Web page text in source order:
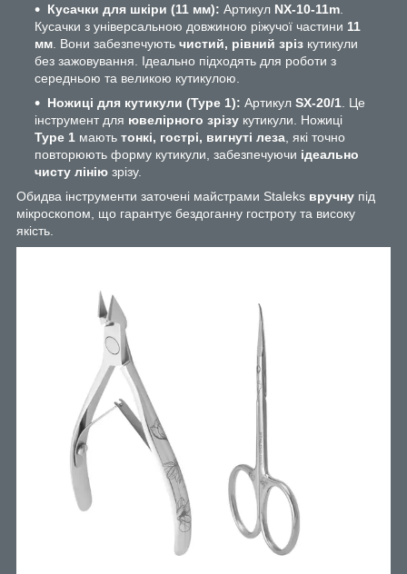
Кусачки для шкіри (11 мм): Артикул NX-10-11m
Кусачки з універсальною довжиною ріжучої частини 11
мм . Вони забезпечують чистий, рівний зріз кутикули
без зажовування. Ідеально підходять для роботи з
середньою та великою кутикулою.
Ножиці для кутикули (Type 1): Артикул SX-20/1 . Це
інструмент для ювелірного зрізу кутикули. Ножиці
Type 1 мають тонкі, гострі, вигнуті леза , які точно
повторюють форму кутикули, забезпечуючи ідеально
чисту лінію зрізу.
Обидва інструменти заточені майстрами Staleks вручну під
мікроскопом, що гарантує бездоганну гостроту та високу
якість.